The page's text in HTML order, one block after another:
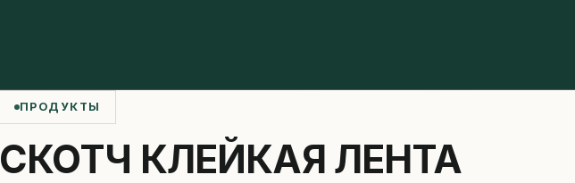
ПРОДУКТЫ
СКОТЧ КЛЕЙКАЯ ЛЕНТА